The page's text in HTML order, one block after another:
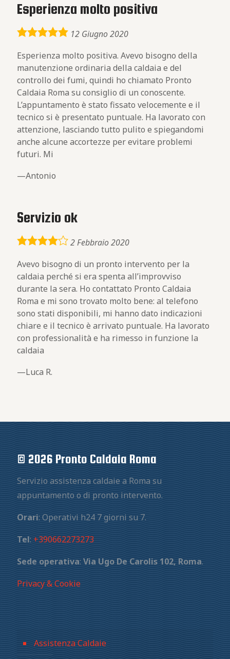
Esperienza molto positiva
5,0
12 Giugno 2020
Esperienza molto positiva. Avevo bisogno della
manutenzione ordinaria della caldaia e del
controllo dei fumi, quindi ho chiamato Pronto
Caldaia Roma su consiglio di un conoscente.
L’appuntamento è stato fissato velocemente e il
tecnico si è presentato puntuale. Ha lavorato con
attenzione, lasciando tutto pulito e spiegandomi
anche alcune accortezze per evitare problemi
futuri. Mi
Antonio
Servizio ok
4,0
2 Febbraio 2020
Avevo bisogno di un pronto intervento per la
caldaia perché si era spenta all’improvviso
durante la sera. Ho contattato Pronto Caldaia
Roma e mi sono trovato molto bene: al telefono
sono stati disponibili, mi hanno dato indicazioni
chiare e il tecnico è arrivato puntuale. Ha lavorato
con professionalità e ha rimesso in funzione la
caldaia
Luca R.
© 2026 Pronto Caldaia Roma
Servizio assistenza caldaie a Roma su
appuntamento o di pronto intervento.
Orari: Operativi h24 7 giorni su 7.
Tel: +390662273273
Sede operativa: Via Ugo De Carolis 102, Roma.
Privacy & Cookie
Assistenza Caldaie